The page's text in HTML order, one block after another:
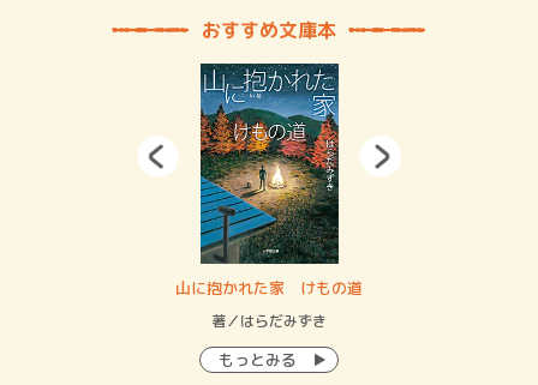
おすすめ文庫本
山に抱かれた家 けもの道
著／はらだみずき
もっとみる